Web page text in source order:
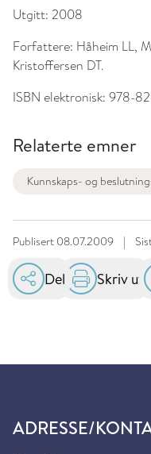
Utgitt: 2008
Forfattere: Håheim LL,
Kristoffersen DT.
ISBN elektronisk: 978-
Relaterte emner
Kunnskaps- og
Publisert 08.07.2009 |
Del Skriv ut
ADRESSE/